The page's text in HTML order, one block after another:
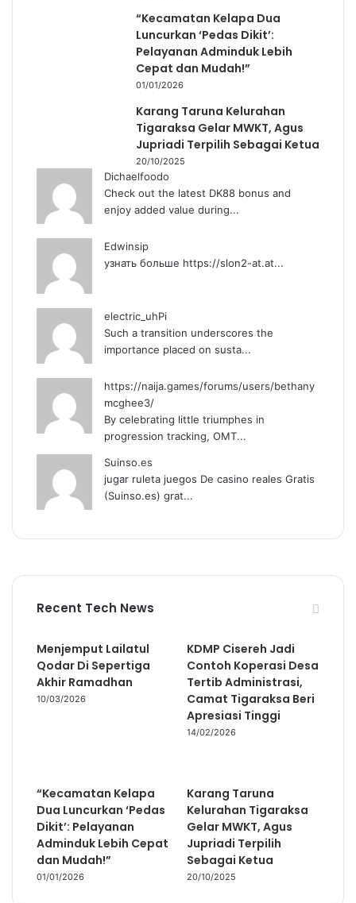
“Kecamatan Kelapa Dua
Luncurkan ‘Pedas Dikit’:
Pelayanan Adminduk Lebih
Cepat dan Mudah!”
01/01/2026
Karang Taruna Kelurahan
Tigaraksa Gelar MWKT, Agus
Jupriadi Terpilih Sebagai Ketua
20/10/2025
Dichaelfoodo
Check out the latest DK88 bonus and
enjoy added value during...
Edwinsip
узнать больше https://slon2-at.at...
electric_uhPi
Such a transition underscores the
importance placed on susta...
https://naija.games/forums/users/bethany
mcghee3/
By celebrating littlе triumphes іn
progression tracking, OMT...
Suinso.es
jugar ruleta juegos De casino reales Gratis
(Suinso.es) grat...
Recent Tech News
Menjemput Lailatul
Qodar Di Sepertiga
Akhir Ramadhan
10/03/2026
KDMP Cisereh Jadi
Contoh Koperasi Desa
Tertib Administrasi,
Camat Tigaraksa Beri
Apresiasi Tinggi
14/02/2026
“Kecamatan Kelapa
Dua Luncurkan ‘Pedas
Dikit’: Pelayanan
Adminduk Lebih Cepat
dan Mudah!”
01/01/2026
Karang Taruna
Kelurahan Tigaraksa
Gelar MWKT, Agus
Jupriadi Terpilih
Sebagai Ketua
20/10/2025